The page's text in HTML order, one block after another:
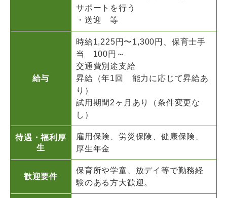
サポートを行う
・送迎 等
給与
時給1,225円〜1,300円、保育士手
当 100円～
交通費別途支給
昇給（年1回 能力に応じて昇給あ
り）
試用期間2ヶ月あり（条件変更な
し）
待遇・福利厚
生
雇用保険、労災保険、健康保険、
厚生年金
歓迎要件
保育所や学童、放デイ等で勤務経
験のある方大歓迎。